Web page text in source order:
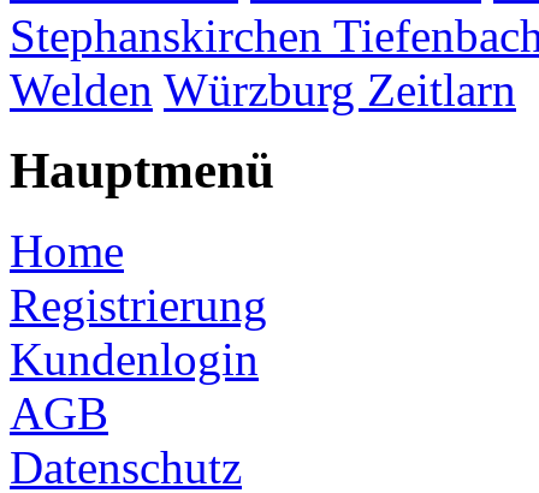
Stephanskirchen
Welden Würzburg Zeitlarn
Hauptmenü
Home
Registrierung
Kundenlogin
AGB
Datenschutz